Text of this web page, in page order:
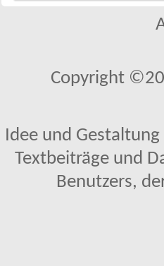
Copyright
Idee und
Textbeiträge und
Benutzers,